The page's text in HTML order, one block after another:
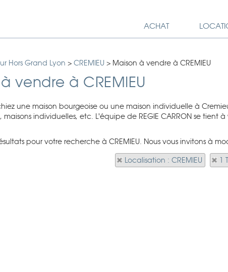
ACHAT
Hors Grand Lyon > CREMIEU > Maison à vendre à CREMIEU
vendre à CREMIEU
une maison bourgeoise ou une maison individuelle à
maisons individuelles, etc. L'équipe de REGIE CARRON se
pour votre recherche à CREMIEU. Nous vous invitons à
Localisation : CREMIEU 1